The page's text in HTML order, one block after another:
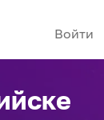
Войти